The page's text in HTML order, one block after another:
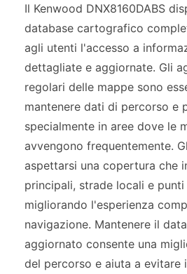
Il Kenwood DNX8160DABS
database cartografico
agli utenti l'accesso a
dettagliate e aggiornate. Gli
regolari delle mappe sono
mantenere dati di percorso e
specialmente in aree dove le
avvengono frequentemente.
aspettarsi una copertura che
principali, strade locali e punti
migliorando l'esperienza
navigazione. Mantenere il
aggiornato consente una
del percorso e aiuta a evitare